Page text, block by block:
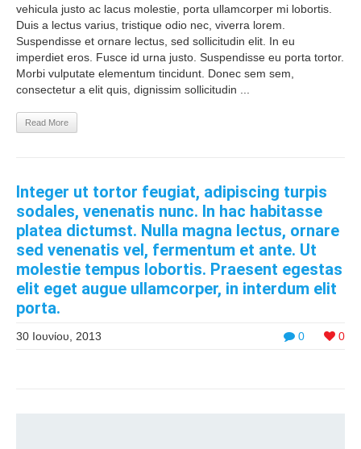
vehicula justo ac lacus molestie, porta ullamcorper mi lobortis.
Duis a lectus varius, tristique odio nec, viverra lorem.
Suspendisse et ornare lectus, sed sollicitudin elit. In eu
imperdiet eros. Fusce id urna justo. Suspendisse eu porta tortor.
Morbi vulputate elementum tincidunt. Donec sem sem,
consectetur a elit quis, dignissim sollicitudin ...
Read More
Integer ut tortor feugiat, adipiscing turpis
sodales, venenatis nunc. In hac habitasse
platea dictumst. Nulla magna lectus, ornare
sed venenatis vel, fermentum et ante. Ut
molestie tempus lobortis. Praesent egestas
elit eget augue ullamcorper, in interdum elit
porta.
0 0
30 Ιουνίου, 2013